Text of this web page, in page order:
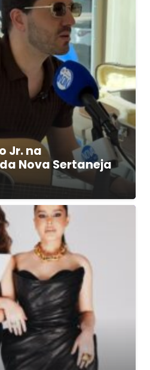
Jr. na
Nova Sertaneja